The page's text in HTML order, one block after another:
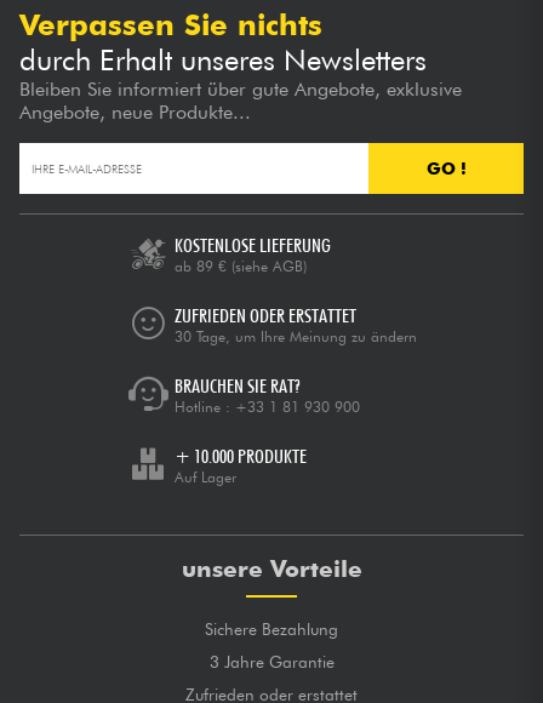
Verpassen Sie nichts
durch Erhalt unseres Newsletters
Bleiben Sie informiert über gute Angebote, exklusive
Angebote, neue Produkte...
GO !
KOSTENLOSE LIEFERUNG
ab 89 € (siehe AGB)
ZUFRIEDEN ODER ERSTATTET
30 Tage, um Ihre Meinung zu ändern
BRAUCHEN SIE RAT?
Hotline : +33 1 81 930 900
+ 10.000 PRODUKTE
Auf Lager
unsere Vorteile
Sichere Bezahlung
3 Jahre Garantie
Zufrieden oder erstattet